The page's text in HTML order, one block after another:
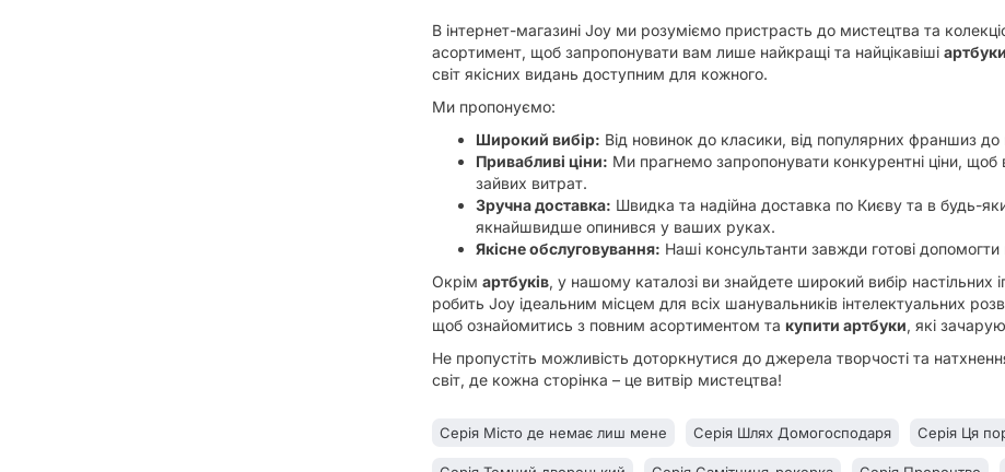
В інтернет-магазині Joy ми розуміємо пристрасть до мистецтва та
асортимент, щоб запропонувати вам лише найкращі та найцікавіші артбуки
світ якісних видань доступним для кожного.
Ми пропонуємо:
Широкий вибір: Від новинок до класики, від популярних франшиз до
Привабливі ціни: Ми прагнемо запропонувати конкурентні ціни,
зайвих витрат.
Зручна доставка: Швидка та надійна доставка по Києву та в будь-
якнайшвидше опинився у ваших руках.
Якісне обслуговування: Наші консультанти завжди готові
Окрім артбуків, у нашому каталозі ви знайдете широкий вибір настільних
робить Joy ідеальним місцем для всіх шанувальників інтелектуальних
щоб ознайомитись з повним асортиментом та купити артбуки, які
Не пропустіть можливість доторкнутися до джерела творчості та
світ, де кожна сторінка – це витвір мистецтва!
Серія Місто де немає лиш мене Серія Шлях Домогосподаря Серія Ця